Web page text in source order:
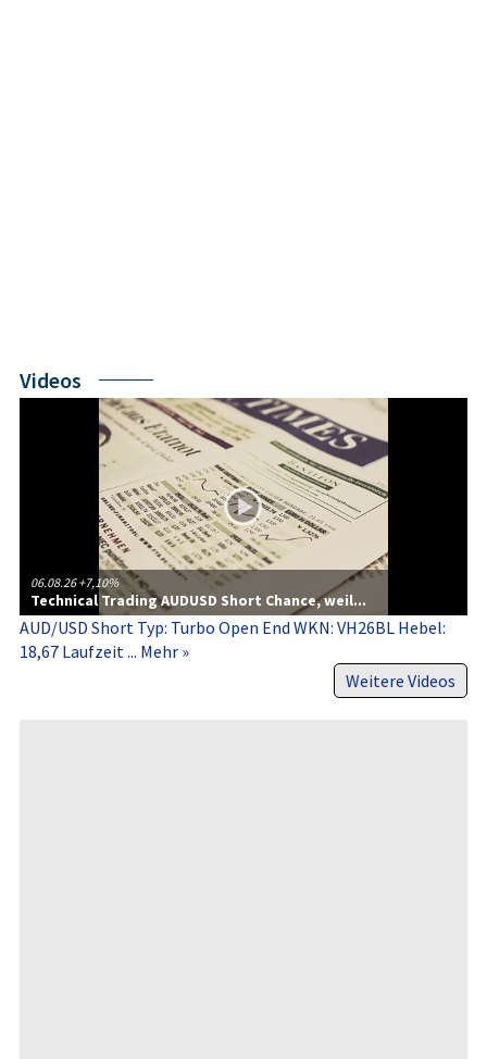
Videos
06.08.26 +7,10%
Technical Trading AUDUSD Short Chance, weil...
AUD/USD Short Typ: Turbo Open End WKN: VH26BL Hebel:
18,67 Laufzeit ... Mehr »
Weitere Videos